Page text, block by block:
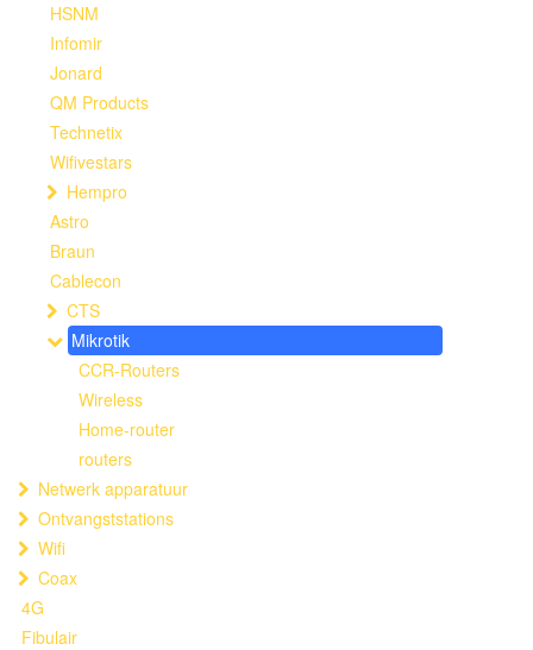
HSNM
Infomir
Jonard
QM Products
Technetix
Wifivestars
Hempro
Astro
Braun
Cablecon
CTS
Mikrotik
CCR-Routers
Wireless
Home-router
routers
Netwerk apparatuur
Ontvangststations
Wifi
Coax
4G
Fibulair